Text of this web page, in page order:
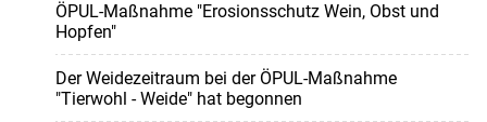
ÖPUL-Maßnahme "Erosionsschutz Wein, Obst und
Hopfen"
Der Weidezeitraum bei der ÖPUL-Maßnahme
"Tierwohl - Weide" hat begonnen